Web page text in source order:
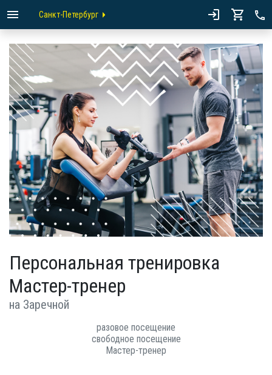
Санкт-Петербург
Персональная тренировка
Мастер-тренер
на Заречной
разовое посещение
свободное посещение
Мастер-тренер